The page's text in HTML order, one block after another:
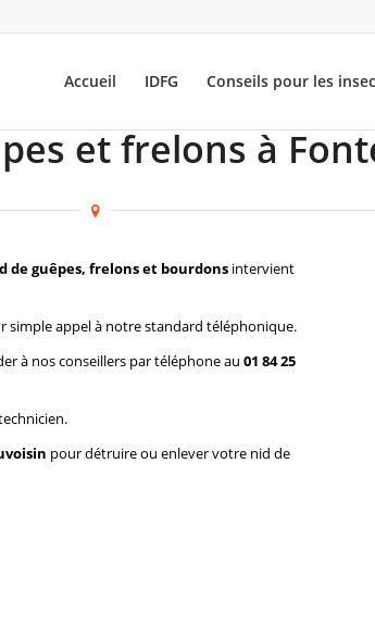
Accueil IDFG Conseils pour les
et frelons à
de guêpes, frelons et bourdons intervient
simple appel à notre standard téléphonique.
à nos conseillers par téléphone au 01 84 25
pour détruire ou enlever votre nid de